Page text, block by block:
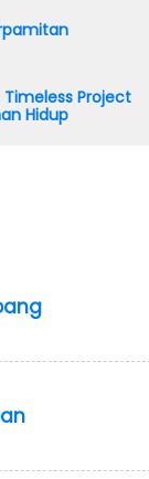
Timeless Project
Hidup